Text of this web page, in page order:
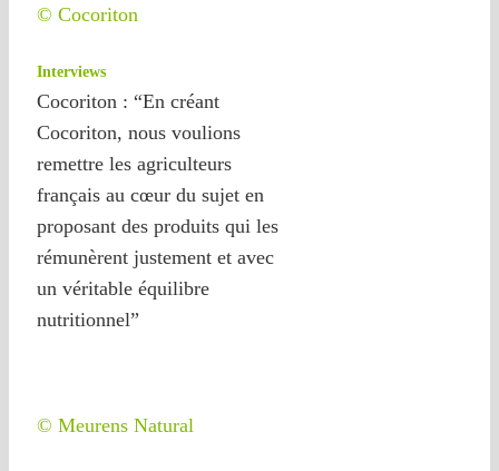
© Cocoriton
Interviews
Cocoriton : “En créant
Cocoriton, nous voulions
remettre les agriculteurs
français au cœur du sujet en
proposant des produits qui les
rémunèrent justement et avec
un véritable équilibre
nutritionnel”
© Meurens Natural